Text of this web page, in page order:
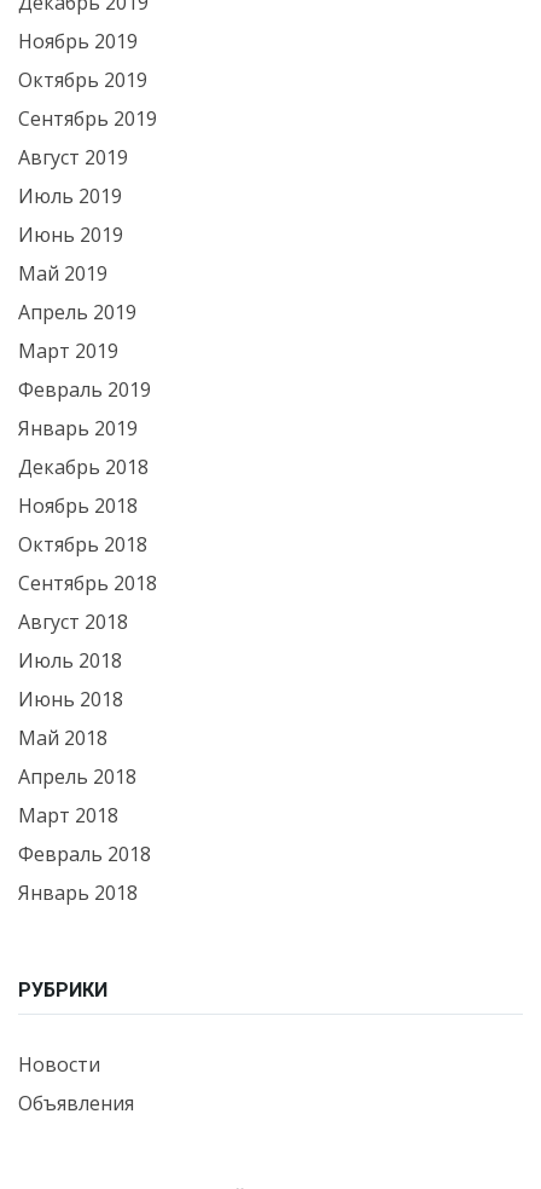
Ноябрь 2019
Октябрь 2019
Сентябрь 2019
Август 2019
Июль 2019
Июнь 2019
Май 2019
Апрель 2019
Март 2019
Февраль 2019
Январь 2019
Декабрь 2018
Ноябрь 2018
Октябрь 2018
Сентябрь 2018
Август 2018
Июль 2018
Июнь 2018
Май 2018
Апрель 2018
Март 2018
Февраль 2018
Январь 2018
РУБРИКИ
Новости
Объявления